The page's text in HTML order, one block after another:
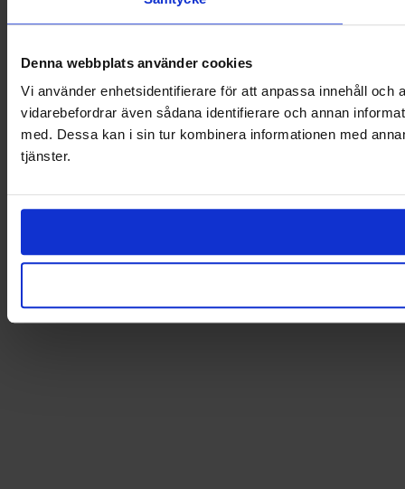
Denna webbplats använder cookies
Vi använder enhetsidentifierare för att anpassa innehåll
vidarebefordrar även sådana identifierare och annan
med. Dessa kan i sin tur kombinera informationen med
tjänster.